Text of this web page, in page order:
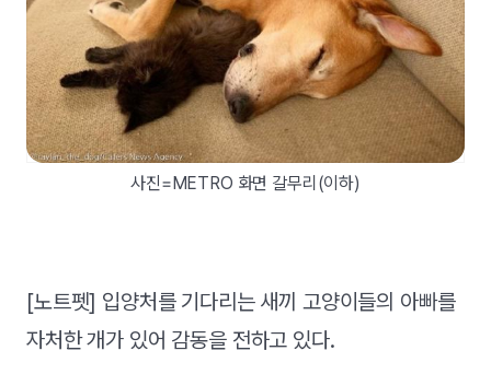
사진=METRO 화면 갈무리(이하)
[노트펫] 입양처를 기다리는 새끼 고양이들의 아빠를
자처한 개가 있어 감동을 전하고 있다.